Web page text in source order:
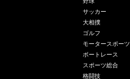
サッカー
大相撲
ゴルフ
モータースポーツ
ボートレース
スポーツ総合
格闘技